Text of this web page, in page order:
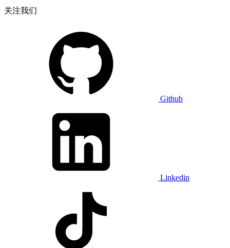
关注我们
Github
Linkedin